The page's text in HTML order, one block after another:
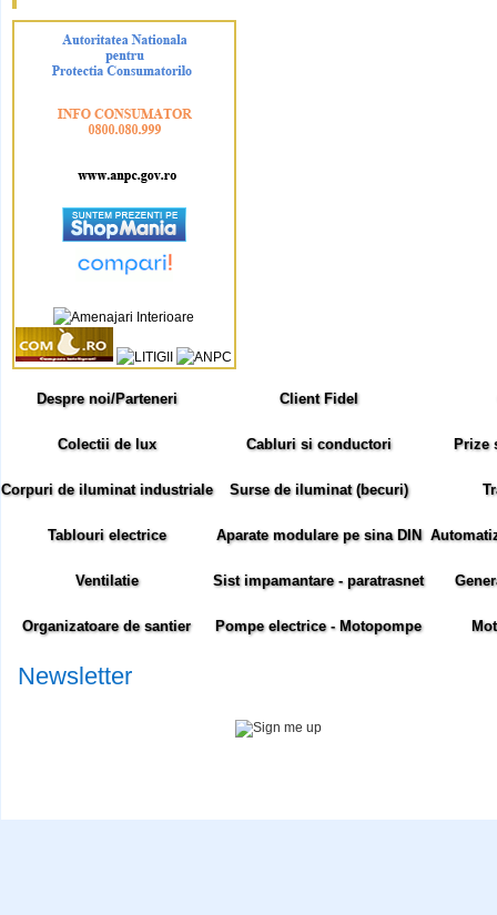
Despre noi/Parteneri Client Fidel
Colectii de lux Cabluri si conductori Prize
Corpuri de iluminat industriale Surse de iluminat (becuri)
Tablouri electrice Aparate modulare pe sina DIN
Ventilatie Sist impamantare - paratrasnet
Organizatoare de santier Pompe electrice - Motopompe
Newsletter